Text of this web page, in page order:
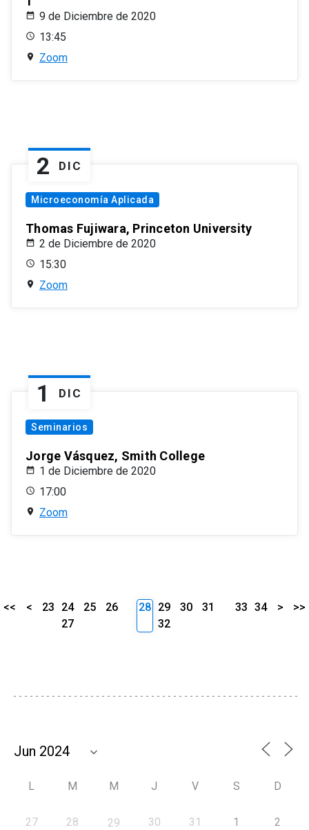
9 de Diciembre de 2020
13:45
Zoom
2 DIC
Microeconomía Aplicada
Thomas Fujiwara, Princeton University
2 de Diciembre de 2020
15:30
Zoom
1 DIC
Seminarios
Jorge Vásquez, Smith College
1 de Diciembre de 2020
17:00
Zoom
<< < 23 24 25
26
27
28 29 30
31
32
33 34 > >>
L M M J V S D
27 28 29 30 31 1 2